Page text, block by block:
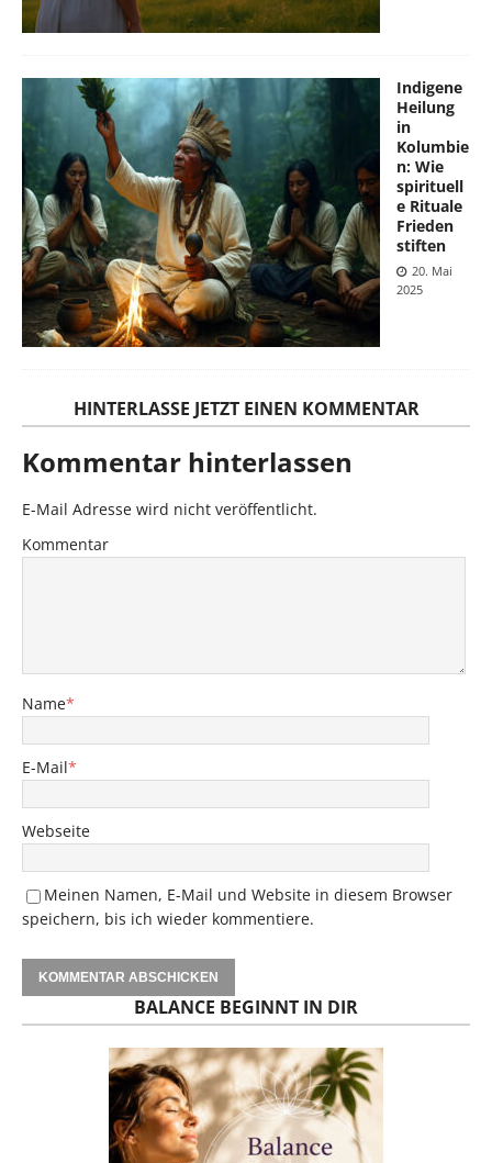
Indigene
Heilung
in
Kolumbie
n: Wie
spirituell
e Rituale
Frieden
stiften
20. Mai
2025
HINTERLASSE JETZT EINEN KOMMENTAR
Kommentar hinterlassen
E-Mail Adresse wird nicht veröffentlicht.
Kommentar
Name*
E-Mail*
Webseite
Meinen Namen, E-Mail und Website in diesem Browser
speichern, bis ich wieder kommentiere.
BALANCE BEGINNT IN DIR